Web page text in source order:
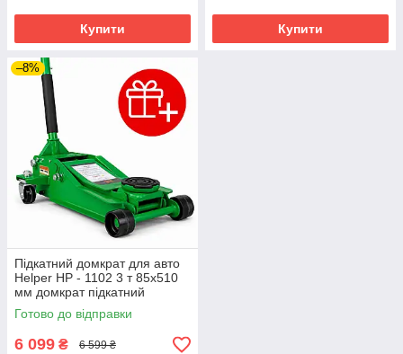
Купити Купити
–8%
Підкатний домкрат для авто
Helper HP - 1102 3 т 85x510
мм домкрат підкатний
автомобільний домкрат
підкатний
Готово до відправки
6 099 ₴ 6 599 ₴